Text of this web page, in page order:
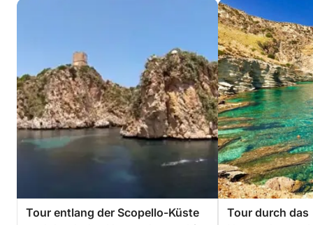
Tour entlang der Scopello-Küste
Tour durch das